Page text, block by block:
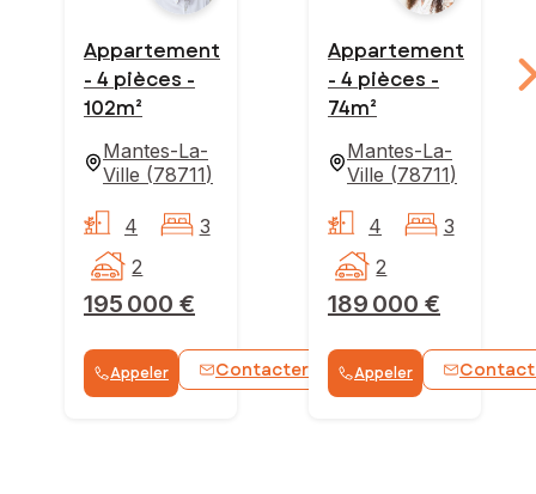
Appartement
- 4 pièces -
102m²
Mantes-La-
Ville (78711)
195 000 €
4
3
2
Appeler Contacter WhatsApp
Appartement
- 4 pièces -
74m²
Mantes-La-
Ville (78711)
189 000 €
4
3
2
Appeler